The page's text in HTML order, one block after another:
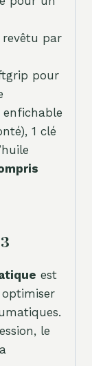
par
pour
enfichable
1 clé
est
optimiser
le